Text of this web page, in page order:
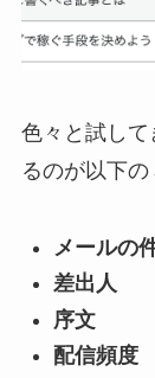
色々と試し
るのが以下の
メールの
差出人
序文
配信頻度